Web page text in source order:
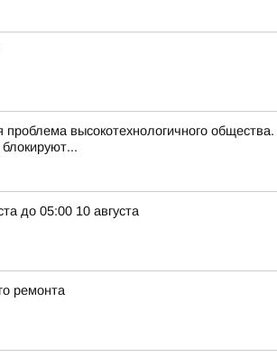
высокотехнологичного
до 05:00 10 августа
ремонта